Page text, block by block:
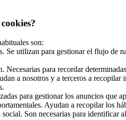
son:
Se utilizan para gestionar el flujo de
Necesarias para recordar
a nosotros y a terceros a
para gestionar los anuncios que
Ayudan a recopilar los
Son necesarias para identificar